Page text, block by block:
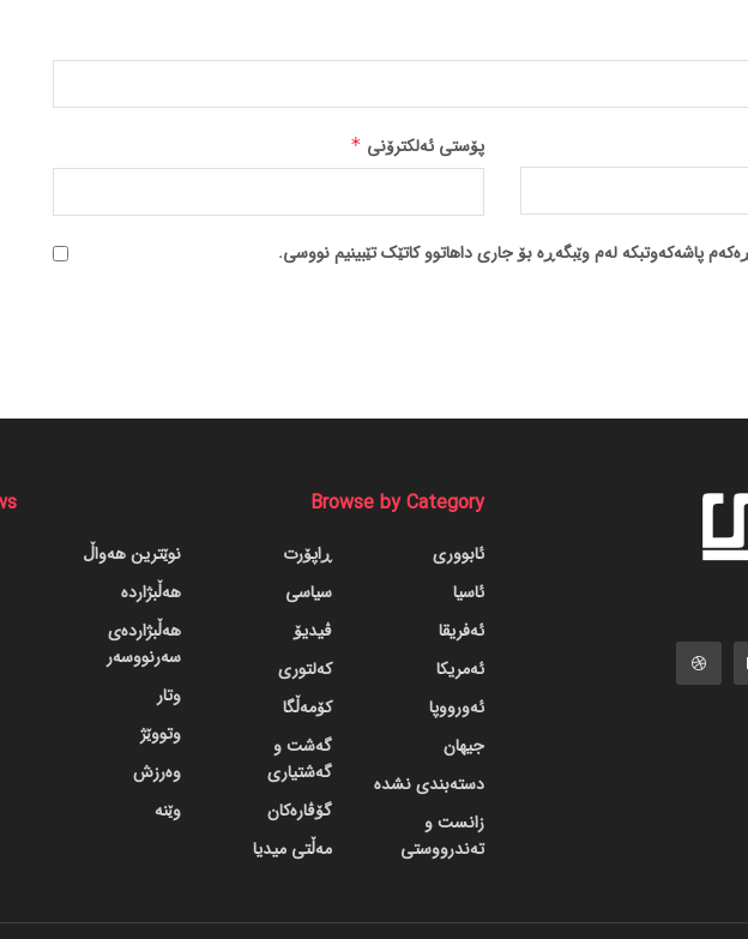
پۆستی ئەلکترۆنی *
پاشەکەوتبکە لەم وێبگەڕە بۆ جاری داهاتوو کاتێک تێبینیم نووسی.
Browse by Category
ئابووری
ئاسیا
ئەفریقا
ئەمریکا
ئەورووپا
جیهان
دسته‌بندی نشده
زانست و
تەندرووستی
ڕاپۆرت
سیاسی
ڤیدیۆ
کەلتوری
کۆمەڵگا
گه‌شت و
گه‌شتیاری
گۆڤاره‌کان
مەڵتی میدیا
نوێترین هەواڵ
هەڵبژاردە
هەڵبژاردەی
سەرنووسەر
وتار
وتووێژ
وەرزش
وێنە